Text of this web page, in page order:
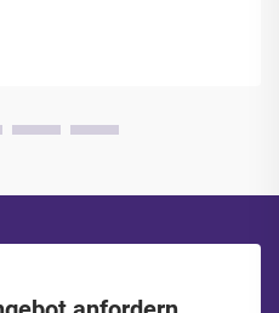
stellt...